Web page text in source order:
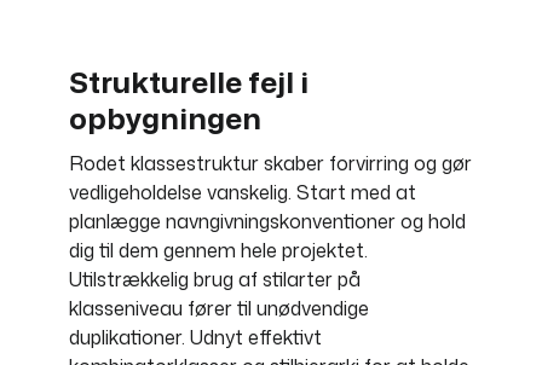
Strukturelle fejl i
opbygningen
Rodet klassestruktur skaber forvirring og gør
vedligeholdelse vanskelig. Start med at
planlægge navngivningskonventioner og hold
dig til dem gennem hele projektet.
Utilstrækkelig brug af stilarter på
klasseniveau fører til unødvendige
duplikationer. Udnyt effektivt